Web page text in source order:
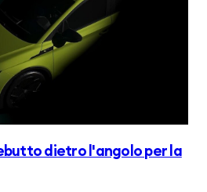
dietro l'angolo per la